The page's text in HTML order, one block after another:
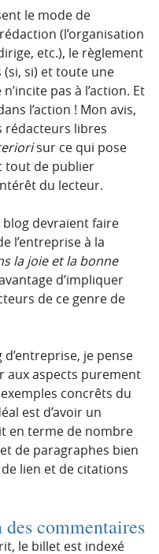
le mode de
(l’organisation
etc.), le règlement
si) et toute une
pas à l’action. Et
l’action ! Mon avis,
rédacteurs libres
sur ce qui pose
tout de publier
du lecteur.
devraient faire
l’entreprise à la
la joie et la bonne
d’impliquer
de ce genre de
je pense
aux aspects purement
concrêts du
est d’avoir un
en terme de nombre
de paragraphes bien
lien et de citations
commentaires
le billet est indexé